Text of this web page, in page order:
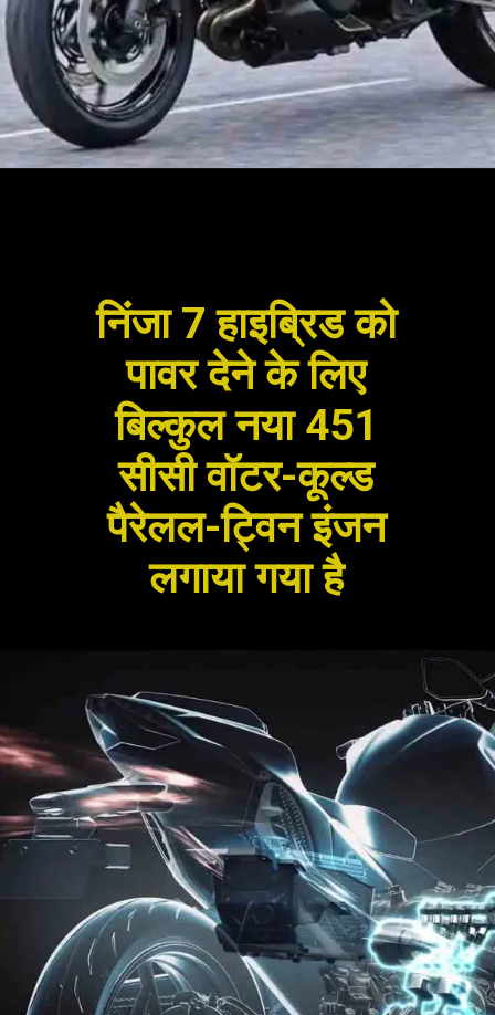
निंजा 7 हाइब्रिड को
पावर देने के लिए
बिल्कुल नया 451
सीसी वॉटर-कूल्ड
पैरेलल-ट्विन इंजन
लगाया गया है